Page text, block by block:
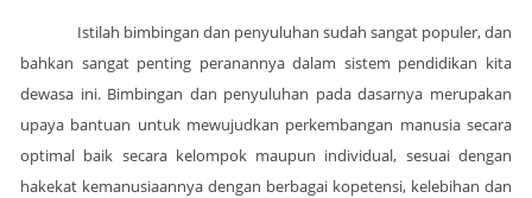
Istilah bimbingan dan penyuluhan sudah sangat populer, dan
bahkan sangat penting peranannya dalam sistem pendidikan kita
dewasa ini. Bimbingan dan penyuluhan pada dasarnya merupakan
upaya bantuan untuk mewujudkan perkembangan manusia secara
optimal baik secara kelompok maupun individual, sesuai dengan
hakekat kemanusiaannya dengan berbagai kopetensi, kelebihan dan